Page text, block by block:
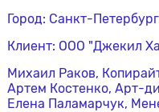
Город: Санкт-Петербург
Клиент: ООО "Джекил
Михаил Раков,
Артем Костенко, Арт-
Елена Паламарчук,